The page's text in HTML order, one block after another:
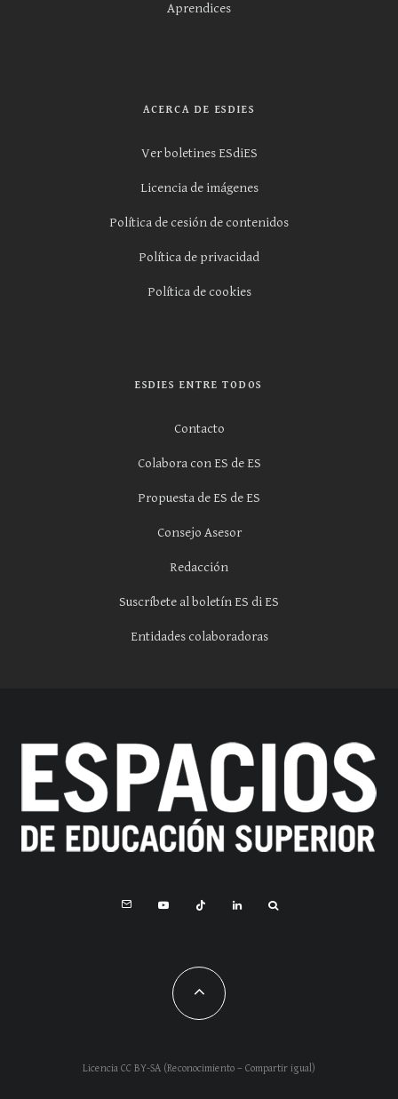
Aprendices
ACERCA DE ESDIES
Ver boletines ESdiES
Licencia de imágenes
Política de cesión de contenidos
Política de privacidad
Política de cookies
ESDIES ENTRE TODOS
Contacto
Colabora con ES de ES
Propuesta de ES de ES
Consejo Asesor
Redacción
Suscríbete al boletín ES di ES
Entidades colaboradoras
Licencia CC BY-SA (Reconocimiento – Compartir igual)